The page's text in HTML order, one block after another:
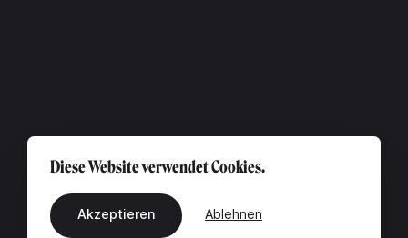
Diese Website verwendet Cookies.
Akzeptieren Ablehnen